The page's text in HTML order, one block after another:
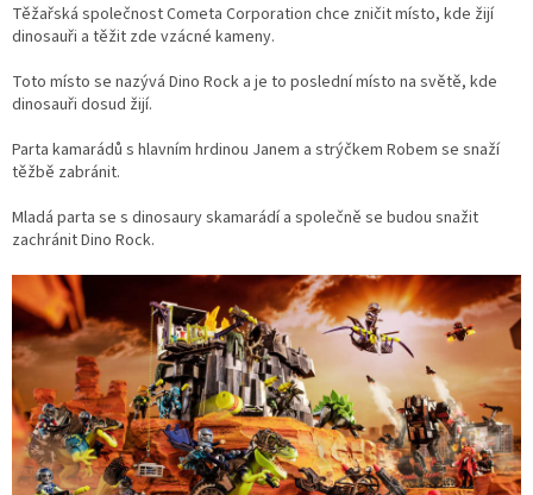
Těžařská společnost Cometa Corporation chce zničit místo, kde žijí
dinosauři a těžit zde vzácné kameny.
Toto místo se nazývá Dino Rock a je to poslední místo na světě, kde
dinosauři dosud žijí.
Parta kamarádů s hlavním hrdinou Janem a strýčkem Robem se snaží
těžbě zabránit.
Mladá parta se s dinosaury skamarádí a společně se budou snažit
zachránit Dino Rock.